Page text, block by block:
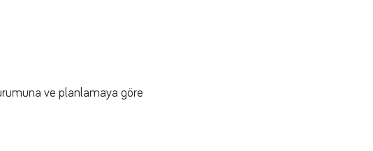
ve planlamaya göre